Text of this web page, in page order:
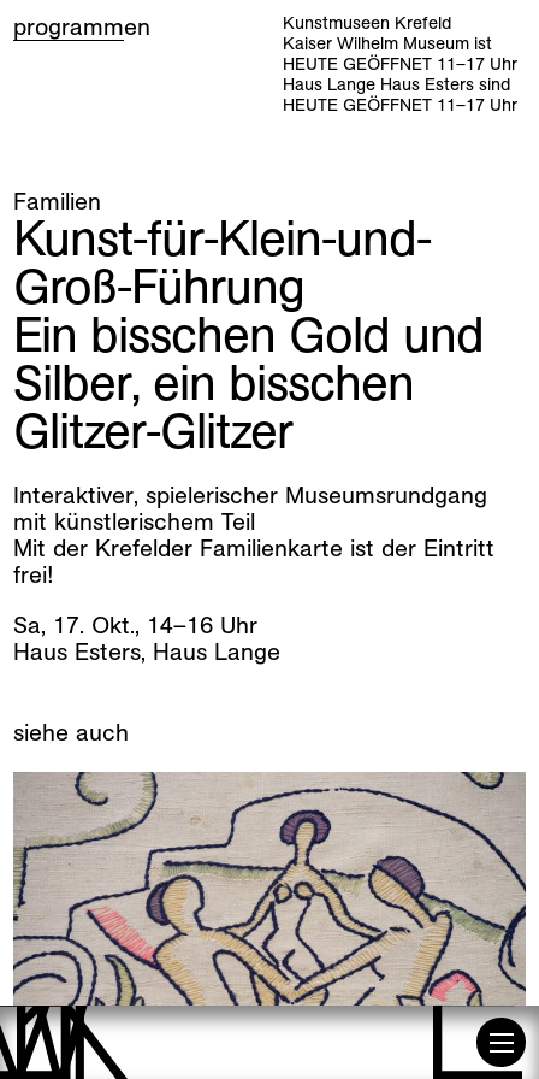
programmen
Kunstmuseen Krefeld
Kaiser Wilhelm Museum ist
HEUTE GEÖFFNET 11–17 Uhr
Haus Lange Haus Esters sind
HEUTE GEÖFFNET 11–17 Uhr
home
ausstellungen
programm
sammlung
kunstvermittlung
besuch
museum
k+ café
stiftungen
engagement
freunde
presse
Familien
Kunst-für-Klein-und-
Groß-Führung
Ein bisschen Gold und
Silber, ein bisschen
Glitzer-Glitzer
Interaktiver, spielerischer Museumsrundgang
mit künstlerischem Teil
Mit der Krefelder Familienkarte ist der Eintritt
frei!
Sa, 17. Okt., 14–16 Uhr
Haus Esters, Haus Lange
siehe auch